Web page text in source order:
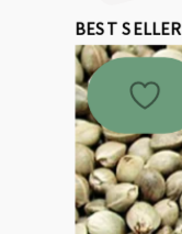
BEST SELLER